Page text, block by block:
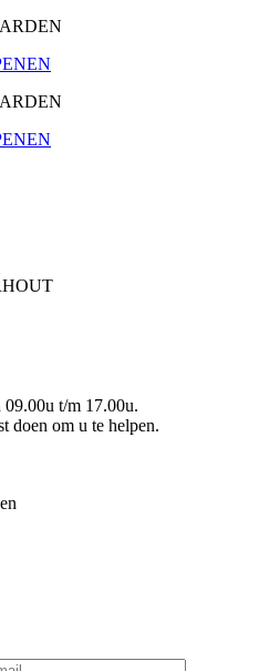
t/m 17.00u.
doen om u te helpen.